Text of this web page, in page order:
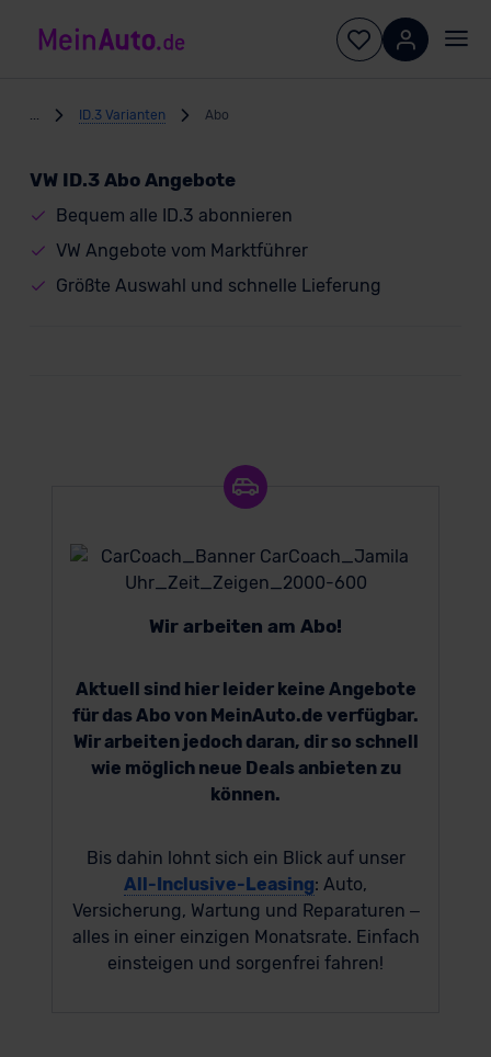
ID.3 Varianten Abo
VW ID.3 Abo Angebote
Bequem alle ID.3 abonnieren
VW Angebote vom Marktführer
Größte Auswahl und schnelle Lieferung
Wir arbeiten am Abo!
Aktuell sind hier leider keine Angebote
für das Abo von MeinAuto.de verfügbar.
Wir arbeiten jedoch daran, dir so schnell
wie möglich neue Deals anbieten zu
können.
Bis dahin lohnt sich ein Blick auf unser
All-Inclusive-Leasing: Auto,
Versicherung, Wartung und Reparaturen –
alles in einer einzigen Monatsrate. Einfach
einsteigen und sorgenfrei fahren!